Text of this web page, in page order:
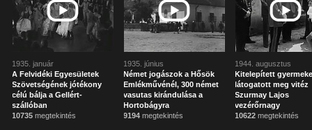
1935. január
A Felvidéki Egyesületek
Szövetségének jótékony
célú bálja a Gellért-
szállóban
10735 megtekintés
1935. június
Német jogászok a Hősök
Emlékművénél, 300 német
vasutas kirándulása a
Hortobágyra
9194 megtekintés
1944. augusztus
Kitelepített
látogatott meg vitéz
Szurmay Lajos
vezérőrnagy
10622 megtekintés